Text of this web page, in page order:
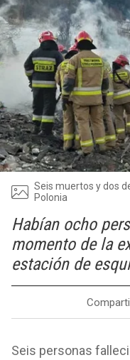
Seis muertos y dos
Polonia
Habían ocho
momento de la
estación de
Seis personas